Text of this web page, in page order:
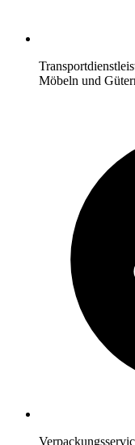
Möbeln und